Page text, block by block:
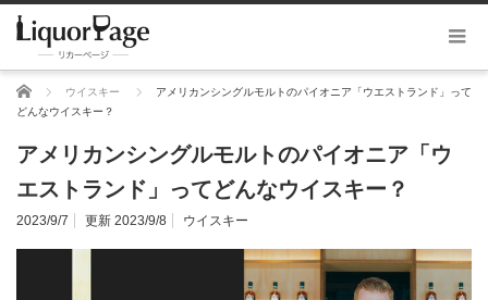
ホーム ウイスキー
アメリカンシングルモルトのパイオニア「ウエストランド」って
どんなウイスキー？
アメリカンシングルモルトのパイオニア「ウ
エストランド」ってどんなウイスキー？
2023/9/7 更新 2023/9/8 ウイスキー